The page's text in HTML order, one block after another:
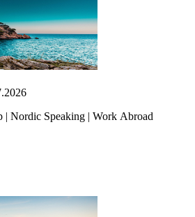
| Nordic Speaking | Work Abroad